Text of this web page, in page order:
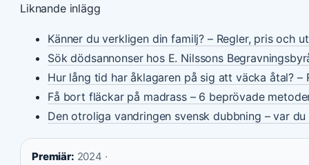
Liknande inlägg
Känner du verkligen din familj? – Regler, pris och
Sök dödsannonser hos E. Nilssons
Hur lång tid har åklagaren på sig att väcka åtal? –
Få bort fläckar på madrass – 6 beprövade
Den otroliga vandringen svensk dubbning – var
Premiär: 2024 ·